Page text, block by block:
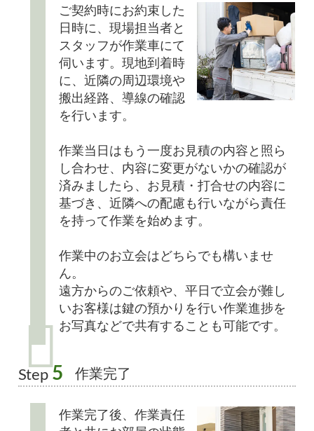
ご契約時にお約束した
日時に、現場担当者と
スタッフが作業車にて
伺います。現地到着時
に、近隣の周辺環境や
搬出経路、導線の確認
を行います。
作業当日はもう一度お見積の内容と照ら
し合わせ、内容に変更がないかの確認が
済みましたら、お見積・打合せの内容に
基づき、近隣への配慮も行いながら責任
を持って作業を始めます。
作業中のお立会はどちらでも構いませ
ん。
遠方からのご依頼や、平日で立会が難し
いお客様は鍵の預かりを行い作業進捗を
お写真などで共有することも可能です。
Step 5 作業完了
作業完了後、作業責任